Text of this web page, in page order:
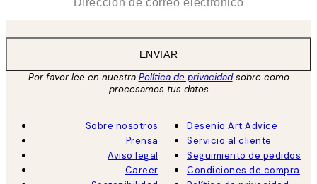
ENVIAR
Por favor lee en nuestra Política de privacidadsobre como
procesamos tus datos
Sobre nosotros
Prensa
Aviso legal
Career
Desenio Art Advice
Servicio al cliente
Seguimiento de pedidos
Condiciones de compra